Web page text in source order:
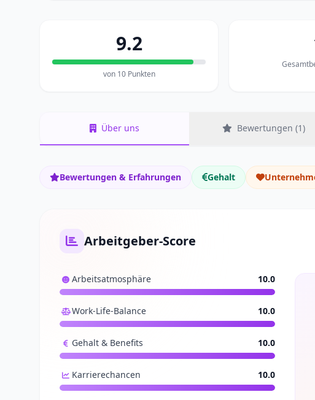
9.2
von 10 Punkten
Über uns Bewertungen (1)
Bewertungen & Erfahrungen Gehalt
Arbeitgeber-Score
Arbeitsatmosphäre 10.0
Work-Life-Balance 10.0
Gehalt & Benefits 10.0
Karrierechancen 10.0